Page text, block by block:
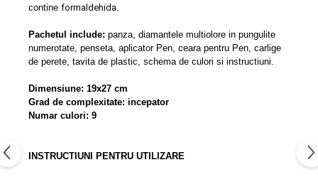
contine formaldehida.
Pachetul include: panza, diamantele multiolore in pungulite
numerotate, penseta, aplicator Pen, ceara pentru Pen, carlige
de perete, tavita de plastic, schema de culori si instructiuni.
Dimensiune: 19x27 cm
Grad de complexitate: incepator
Numar culori: 9
INSTRUCTIUNI PENTRU UTILIZARE